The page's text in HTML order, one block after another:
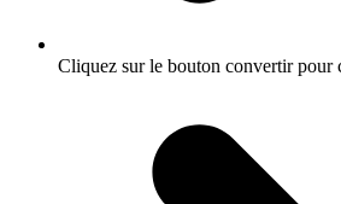
Cliquez sur le bouton convertir pour